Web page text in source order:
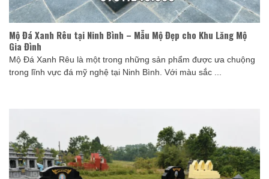
Mộ Đá Xanh Rêu tại Ninh Bình – Mẫu Mộ Đẹp cho Khu Lăng Mộ
Gia Đình
Mộ Đá Xanh Rêu là một trong những sản phẩm được ưa chuộng
trong lĩnh vực đá mỹ nghệ tại Ninh Bình. Với màu sắc ...